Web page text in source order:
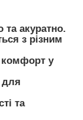
акуратно.
з різним
комфорт у
для
та